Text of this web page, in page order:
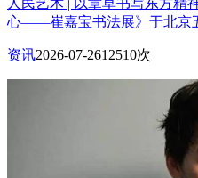
心——崔嘉宝书法展》于北京
资讯2026-07-2612510次